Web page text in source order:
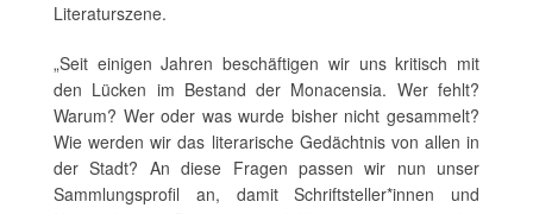
Literaturszene.
„Seit einigen Jahren beschäftigen wir uns kritisch mit
den Lücken im Bestand der Monacensia. Wer fehlt?
Warum? Wer oder was wurde bisher nicht gesammelt?
Wie werden wir das literarische Gedächtnis von allen in
der Stadt? An diese Fragen passen wir nun unser
Sammlungsprofil an, damit Schriftsteller*innen und